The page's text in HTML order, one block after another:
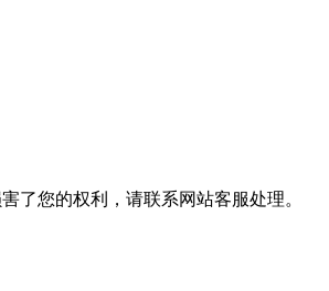
了您的权利，请联系网站客服处理。